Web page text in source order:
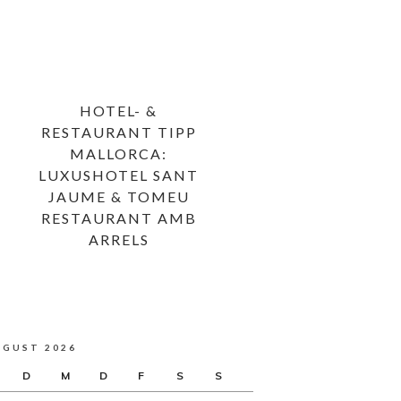
HOTEL- &
RESTAURANT TIPP
MALLORCA:
LUXUSHOTEL SANT
JAUME & TOMEU
RESTAURANT AMB
ARRELS
2026
D M D F S S